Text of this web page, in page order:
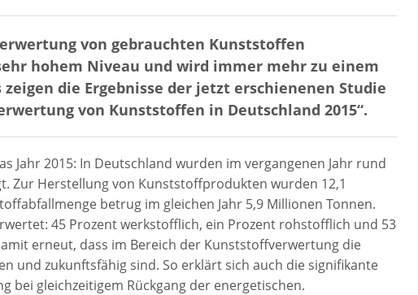
von gebrauchten Kunststoffen
hohem Niveau und wird immer mehr zu einem
die Ergebnisse der jetzt erschienenen Studie
von Kunststoffen in Deutschland 2015“.
Jahr 2015: In Deutschland wurden im vergangenen Jahr rund
Zur Herstellung von Kunststoffprodukten wurden 12,1
betrug im gleichen Jahr 5,9 Millionen Tonnen.
45 Prozent werkstofflich, ein Prozent rohstofflich und 53
erneut, dass im Bereich der Kunststoffverwertung die
und zukunftsfähig sind. So erklärt sich auch die signifikante
bei gleichzeitigem Rückgang der energetischen.